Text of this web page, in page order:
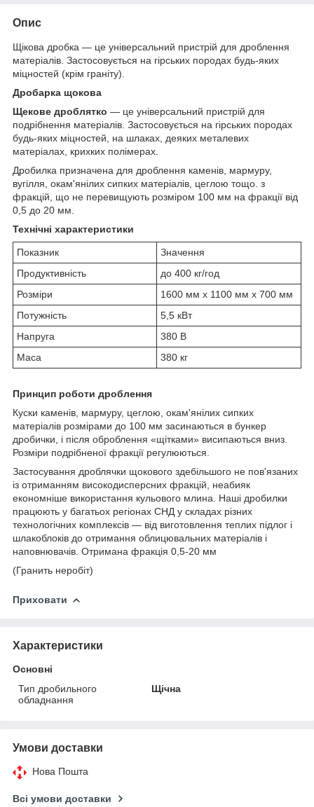
Опис
Щікова дробка — це універсальний пристрій для дроблення
матеріалів. Застосовується на гірських породах будь-яких
міцностей (крім граніту).
Дробарка щокова
Щекове дроблятко — це універсальний пристрій для
подрібнення матеріалів. Застосовується на гірських породах
будь-яких міцностей, на шлаках, деяких металевих
матеріалах, крихких полімерах.
Дробилка призначена для дроблення каменів, мармуру,
вугілля, окам'янілих сипких матеріалів, цеглою тощо. з
фракцій, що не перевищують розміром 100 мм на фракції від
0,5 до 20 мм.
Технічні характеристики
Показник
Значення
Продуктивність
до 400 кг/год
Розміри
1600 мм x 1100 мм x 700 мм
Потужність
5,5 кВт
Напруга
380 В
Маса
380 кг
Принцип роботи дроблення
Куски каменів, мармуру, цеглою, окам'янілих сипких
матеріалів розмірами до 100 мм засинаються в бункер
дробички, і після оброблення «щітками» висипаються вниз.
Розміри подрібненої фракції регулюються.
Застосування дроблячки щокового здебільшого не пов'язаних
із отриманням високодисперсних фракцій, неабияк
економніше використання кульового млина. Наші дробилки
працюють у багатьох регіонах СНД у складах різних
технологічних комплексів — від виготовлення теплих підлог і
шлакоблоків до отримання облицювальних матеріалів і
наповнювачів. Отримана фракція 0,5-20 мм
(Гранить неробіт)
Приховати
Характеристики
Основні
Тип дробильного
обладнання
Щічна
Умови доставки
Нова Пошта
Всі умови доставки